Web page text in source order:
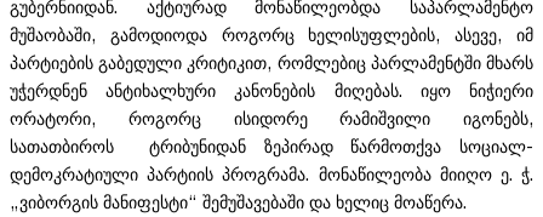
გუბერნიიდან. აქტიურად მონაწილეობდა საპარლამენტო
მუშაობაში, გამოდიოდა როგორც ხელისუფლების, ასევე, იმ
პარტიების გაბედული კრიტიკით, რომლებიც პარლამენტში მხარს
უჭერდნენ ანტიხალხური კანონების მიღებას. იყო ნიჭიერი
ორატორი, როგორც ისიდორე რამიშვილი იგონებს,
სათათბიროს ტრიბუნიდან ზეპირად წარმოთქვა სოციალ-
დემოკრატიული პარტიის პროგრამა. მონაწილეობა მიიღო ე. ჭ.
„ვიბორგის მანიფესტი“ შემუშავებაში და ხელიც მოაწერა.